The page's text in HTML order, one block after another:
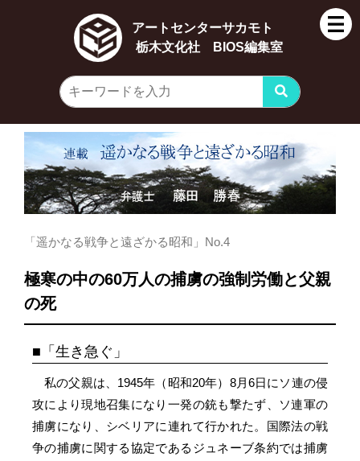
アートセンターサカモト
栃木文化社 BIOS編集室
「遥かなる戦争と遠ざかる昭和」No.4
極寒の中の60万人の捕虜の強制労働と父親
の死
「生き急ぐ」
私の父親は、1945年（昭和20年）8月6日にソ連の侵
攻により現地召集になり一発の銃も撃たず、ソ連軍の
捕虜になり、シベリアに連れて行かれた。国際法の戦
争の捕虜に関する協定であるジュネーブ条約では捕虜